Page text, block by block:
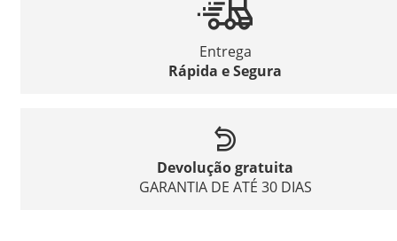
Entrega
Rápida e Segura
Devolução gratuita
GARANTIA DE ATÉ 30 DIAS